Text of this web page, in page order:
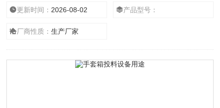
更新时间： 2026-08-02 产品型号：
厂商性质：生产厂家